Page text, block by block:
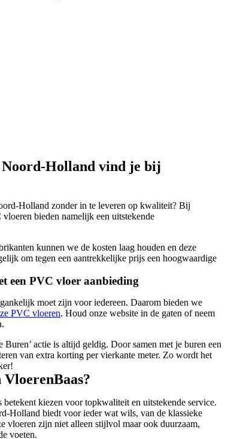
Noord-Holland vind je bij
Holland zonder in te leveren op kwaliteit? Bij
bieden namelijk een uitstekende
kunnen we de kosten laag houden en deze
om tegen een aantrekkelijke prijs een hoogwaardige
een PVC vloer aanbieding
moet zijn voor iedereen. Daarom bieden we
PVC vloeren. Houd onze website in de gaten of neem
actie is altijd geldig. Door samen met je buren een
van extra korting per vierkante meter. Zo wordt het
kiezen voor topkwaliteit en uitstekende service.
Holland biedt voor ieder wat wils, van de klassieke
vloeren zijn niet alleen stijlvol maar ook duurzaam,
voeten.